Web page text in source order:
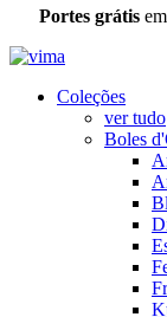
Portes grátisem
Coleções
ver tudo
Boles